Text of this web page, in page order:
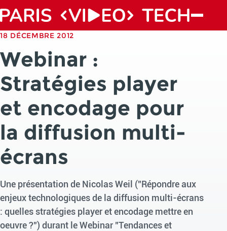
18 DÉCEMBRE 2012
Webinar :
Stratégies player
et encodage pour
la diffusion multi-
écrans
Une présentation de Nicolas Weil ("Répondre aux
enjeux technologiques de la diffusion multi-écrans
: quelles stratégies player et encodage mettre en
oeuvre ?") durant le Webinar "Tendances et